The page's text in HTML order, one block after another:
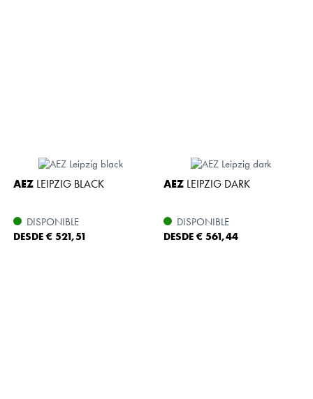
AEZ LEIPZIG BLACK
DISPONIBLE
DESDE € 521,51
AEZ LEIPZIG DARK
DISPONIBLE
DESDE € 561,44